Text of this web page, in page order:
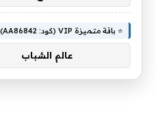
⭐ باقة متميزة VIP (كود: AA86842):
عالم الشباب